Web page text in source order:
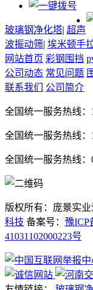
玻璃钢净化塔| 超声
波振动筛| 埃米顿手
网站首页 彩钢围挡
公司动态 常见问题
联系我们
公司简介
全国统一服务热线：
全国统一服务热线：
全国统一服务热线：
版权所有：庞景实
科技 备案号： 豫ICP
41031102000223号